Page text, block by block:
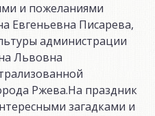
и пожеланиями
Евгеньевна Писарева,
администрации
Львовна
Ржева.На праздник
загадками и